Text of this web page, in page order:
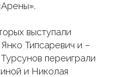
выступали
Типсаревич и –
переиграли
и Николая